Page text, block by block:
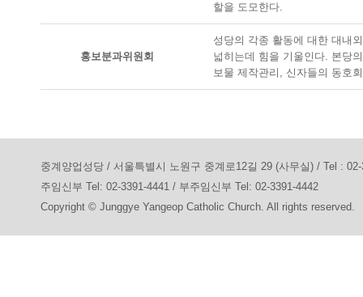
할을 도모한다.
홍보분과위원회
성당의 각종 활동에 대한 대내
넓히는데 힘을 기울인다. 본당
보물 제작관리, 신자들의 동호
중계양업성당 / 서울특별시 노원구 중계로12길 29 (사무실) / Tel :
주임신부 Tel: 02-3391-4441 / 부주임신부 Tel: 02-3391-4442
Copyright © Junggye Yangeop Catholic Church. All rights reserved.